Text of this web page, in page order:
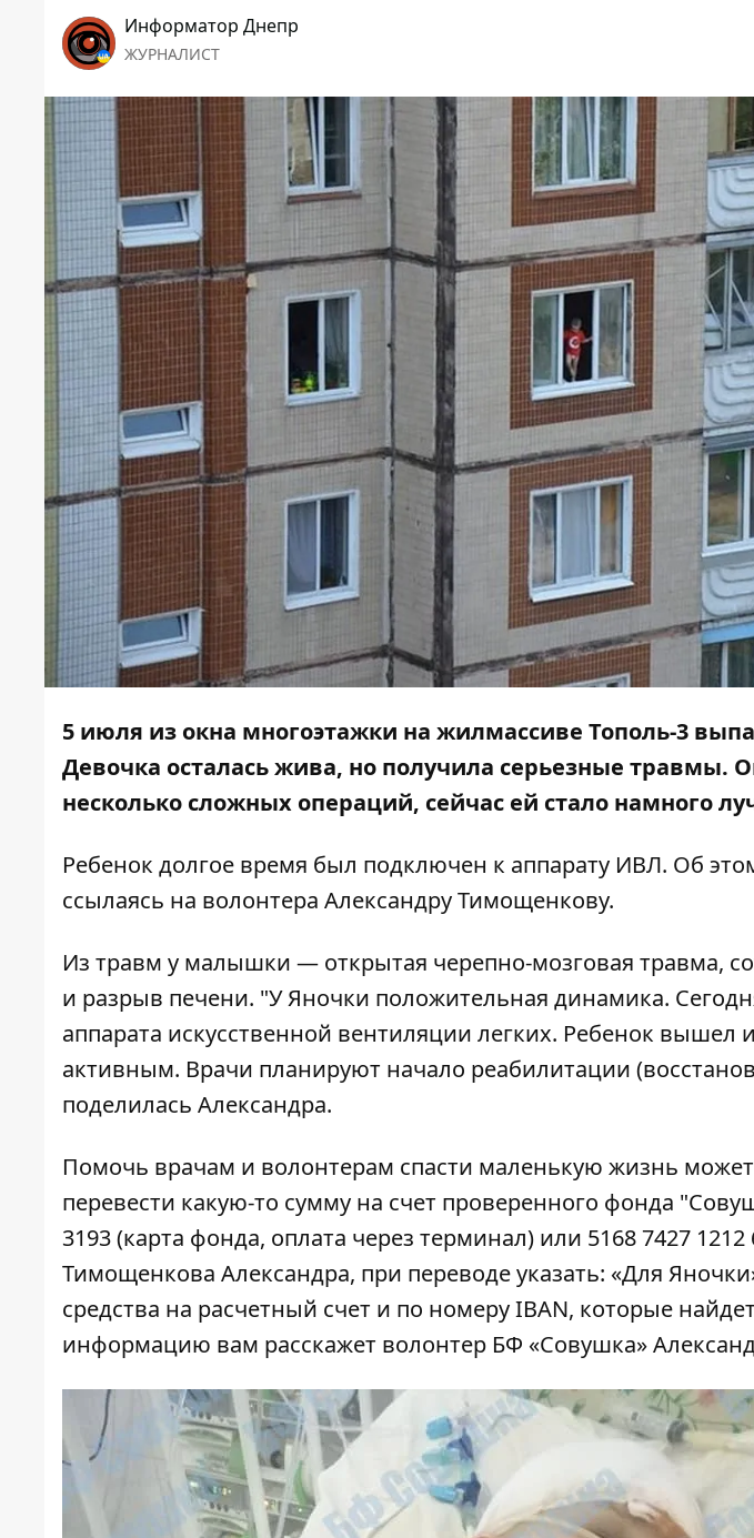
Информатор Днепр
ЖУРНАЛИСТ
5 июля из окна многоэтажки на жилмассиве Тополь-3
Девочка осталась жива, но получила серьезные травмы.
несколько сложных операций, сейчас ей стало намного
Ребенок долгое время был подключен к аппарату ИВЛ. Об
ссылаясь на волонтера Александру Тимощенкову.
Из травм у малышки — открытая черепно-мозговая травма,
и разрыв печени. "У Яночки положительная динамика.
аппарата искусственной вентиляции легких. Ребенок вышел
активным. Врачи планируют начало реабилитации
поделилась Александра.
Помочь врачам и волонтерам спасти маленькую жизнь
перевести какую-то сумму на счет проверенного фонда
3193 (карта фонда, оплата через терминал) или 5168 7427
Тимощенкова Александра, при переводе указать: «Для
средства на расчетный счет и по номеру IBAN, которые
информацию вам расскажет волонтер БФ «Совушка»